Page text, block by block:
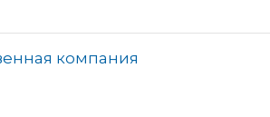
компания